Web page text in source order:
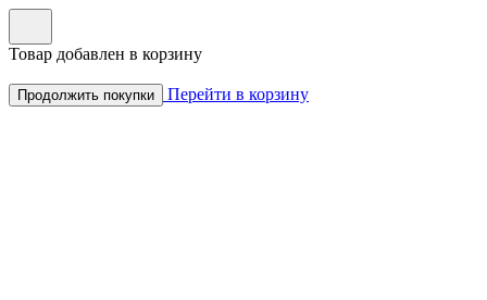
Товар добавлен в корзину
Продолжить покупки Перейти в корзину